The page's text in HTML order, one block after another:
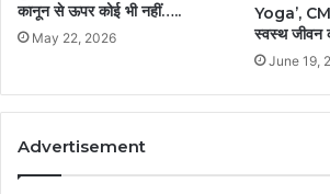
कानून से ऊपर कोई भी नहीं…..
May 22, 2026
Yoga’, CM
स्वस्थ जीवन
June 19,
Advertisement